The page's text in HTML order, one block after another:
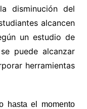
disminución del
alcancen
un estudio de
puede alcanzar
herramientas
hasta el momento